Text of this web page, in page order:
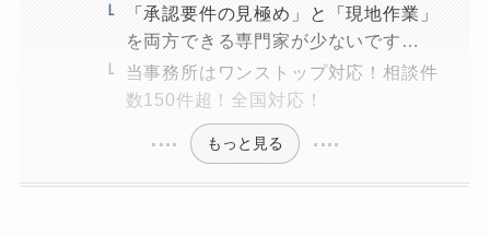
「承認要件の見極め」と「現地作業」
を両方できる専門家が少ないです…
当事務所はワンストップ対応！相談件
数150件超！全国対応！
もっと見る